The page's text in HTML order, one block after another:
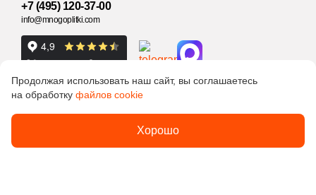
Минимальная сумма заказа
Ваше имя
Телефон
Ваше имя
+7 (495) 120-37-00
info@mnogoplitki.com
2005-2026 © Много плитки. Цены и информация,
Продолжая использовать наш сайт, вы соглашаетесь
на обработку файлов cookie
Хорошо